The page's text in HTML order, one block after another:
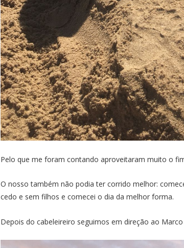
Pelo que me foram contando aproveitaram muito o
O nosso também não podia ter corrido melhor:
cedo e sem filhos e comecei o dia da melhor forma.
Depois do cabeleireiro seguimos em direção ao